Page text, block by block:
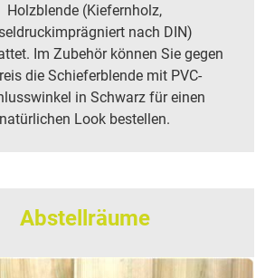
Holzblende (Kiefernholz,
nach DIN)
Im Zubehör können Sie gegen
die Schieferblende mit PVC-
in Schwarz für einen
natürlichen Look bestellen.
Abstellräume